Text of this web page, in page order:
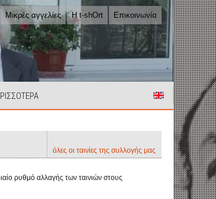
Μικρές αγγελίες Η t-shOrt Επικοινωνία
όλες οι ταινίες της συλλογής μας
ρυθμό αλλαγής των ταινιών στους